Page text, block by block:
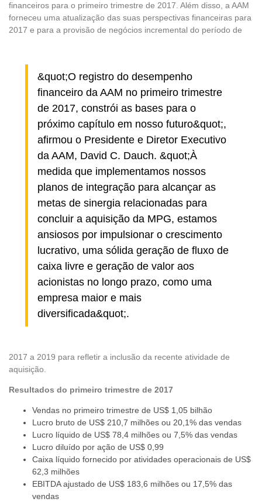
&quot;O registro do desempenho
financeiro da AAM no primeiro trimestre
de 2017, constrói as bases para o
próximo capítulo em nosso futuro&quot;,
afirmou o Presidente e Diretor Executivo
da AAM, David C. Dauch. &quot;À
medida que implementamos nossos
planos de integração para alcançar as
metas de sinergia relacionadas para
concluir a aquisição da MPG, estamos
ansiosos por impulsionar o crescimento
lucrativo, uma sólida geração de fluxo de
caixa livre e geração de valor aos
acionistas no longo prazo, como uma
empresa maior e mais
diversificada&quot;.
financeiros para o primeiro trimestre de 2017. Além disso, a AAM
forneceu uma atualização das suas perspectivas financeiras para
2017 e para a provisão de negócios incremental do período de
2017 a 2019 para refletir a inclusão da recente atividade de
aquisição.
Resultados do primeiro trimestre de 2017
Vendas no primeiro trimestre de US$ 1,05 bilhão
Lucro bruto de US$ 210,7 milhões ou 20,1% das vendas
Lucro líquido de US$ 78,4 milhões ou 7,5% das vendas
Lucro diluído por ação de US$ 0,99
Caixa líquido fornecido por atividades operacionais de US$
62,3 milhões
EBITDA ajustado de US$ 183,6 milhões ou 17,5% das
vendas